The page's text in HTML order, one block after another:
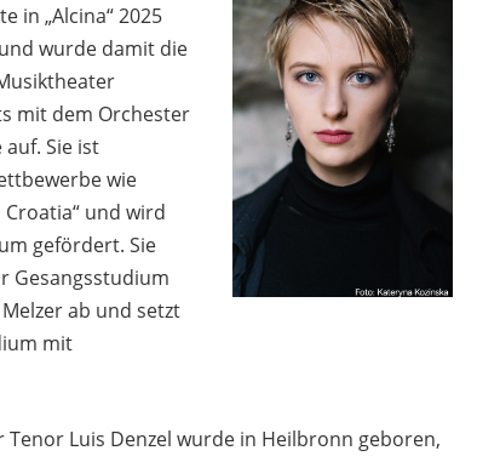
in „Alcina“ 2025
wurde damit die
mit dem Orchester
Sie ist
wie
Croatia“ und wird
gefördert. Sie
Gesangsstudium
ab und setzt
mit
Tenor Luis Denzel wurde in Heilbronn geboren,